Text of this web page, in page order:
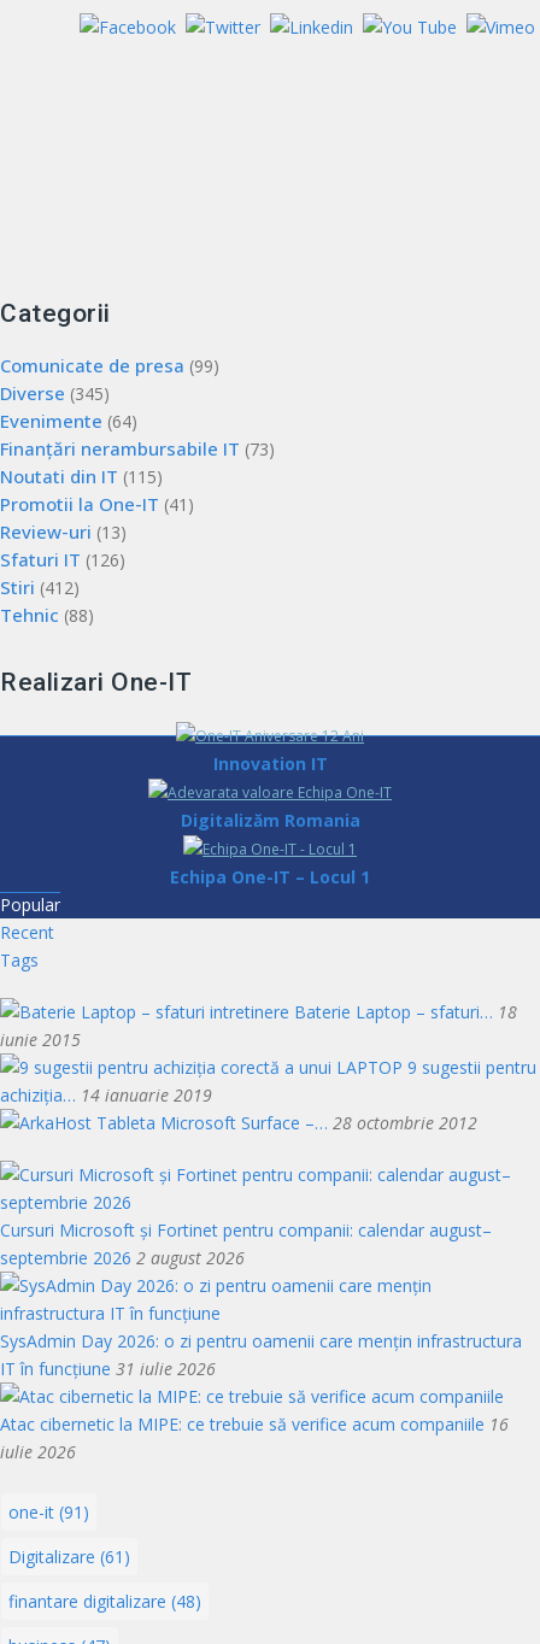
Categorii
Comunicate de presa (99)
Diverse (345)
Evenimente (64)
Finanțări nerambursabile IT (73)
Noutati din IT (115)
Promotii la One-IT (41)
Review-uri (13)
Sfaturi IT (126)
Stiri (412)
Tehnic (88)
Realizari One-IT
Innovation IT
Digitalizăm Romania
Echipa One-IT – Locul 1
Popular
Recent
Tags
Baterie Laptop – sfaturi… 18
iunie 2015
9 sugestii pentru
achiziția… 14 ianuarie 2019
Tableta Microsoft Surface –… 28 octombrie 2012
Cursuri Microsoft și Fortinet pentru companii: calendar august–
septembrie 2026 2 august 2026
SysAdmin Day 2026: o zi pentru oamenii care mențin infrastructura
IT în funcțiune 31 iulie 2026
Atac cibernetic la MIPE: ce trebuie să verifice acum companiile 16
iulie 2026
one-it (91)
Digitalizare (61)
finantare digitalizare (48)